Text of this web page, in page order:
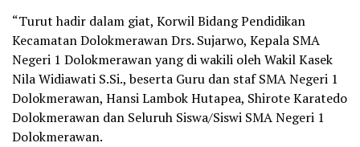
“Turut hadir dalam giat, Korwil Bidang Pendidikan
Kecamatan Dolokmerawan Drs. Sujarwo, Kepala SMA
Negeri 1 Dolokmerawan yang di wakili oleh Wakil Kasek
Nila Widiawati S.Si., beserta Guru dan staf SMA Negeri 1
Dolokmerawan, Hansi Lambok Hutapea, Shirote Karatedo
Dolokmerawan dan Seluruh Siswa/Siswi SMA Negeri 1
Dolokmerawan.